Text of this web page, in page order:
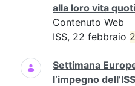
alla loro vita
Contenuto Web
ISS, 22 febbraio
Settimana
l’impegno